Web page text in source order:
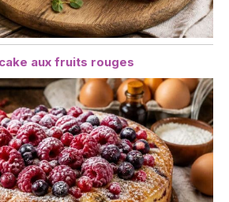
aux fruits rouges